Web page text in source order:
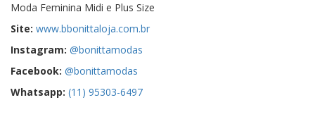
Moda Feminina Midi e Plus Size
Site: www.bbonittaloja.com.br
Instagram: @bonittamodas
Facebook: @bonittamodas
Whatsapp: (11) 95303-6497